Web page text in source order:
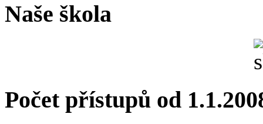
Naše škola
Počet přístupů od